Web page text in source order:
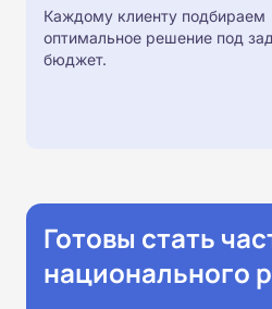
Каждому клиенту подбираем
оптимальное решение под
бюджет.
Готовы стать
национального